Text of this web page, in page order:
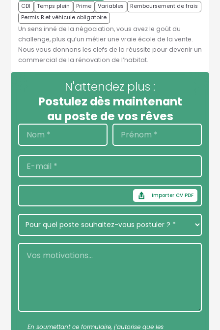
CDI
Temps plein Prime Variables
Remboursement de frais
Permis B et véhicule obligatoire
Un sens inné de la négociation, vous avez le goût du
challenge, plus qu’un métier une vraie école de la vente.
Nous vous donnons les clefs de la réussite pour devenir un
commercial de la rénovation de l’habitat.
N'attendez plus :
Postulez dès maintenant
au poste de vos rêves
Importer CV PDF
En soumettant ce formulaire, j’autorise que les